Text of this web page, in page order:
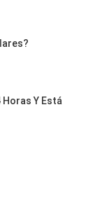
Horas Y Está